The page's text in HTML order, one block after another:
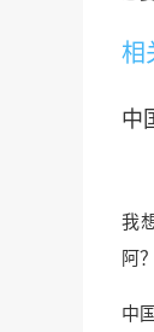
相
中
我
阿
中